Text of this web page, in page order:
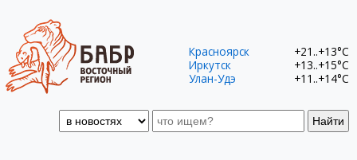
Найти
Красноярск
+21..+13°C
Иркутск
+13..+15°C
Улан-Удэ
+11..+14°C